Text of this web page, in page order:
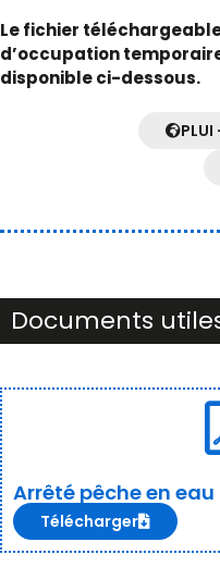
Le fichier
d’occupation
disponible ci-dessous.
Documents
Arrêté pêche en
Télécharger